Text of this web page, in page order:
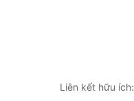
Liên kết hữu ích: